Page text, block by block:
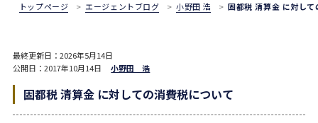
トップページ エージェントブログ 小野田 浩 固都税 清算金 に対し
最終更新日：2026年5月14日
公開日：2017年10月14日小野田 浩
固都税 清算金 に対しての消費税について